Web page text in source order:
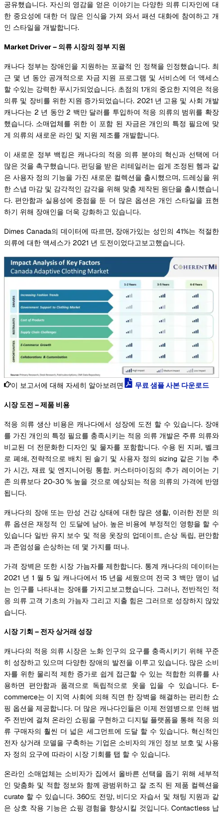
공유했습니다. 자신의 영감을 얻은 이야기는 다양한 의류 디자인에 대
한 중요성에 대한 더 많은 인식을 가져 와서 패션 대화에 참여하고 개
인 스타일을 개발합니다.
Market Driver – 의류 시장의 정부 지원
캐나다 정부는 장애인을 지원하는 포괄적 인 정책을 인정했습니다. 최
근 몇 년 동안 공개적으로 자금 지원 프로그램 및 서비스에 더 액세스
할 수있는 강력한 푸시가되었습니다. 초점의 1개의 중요한 지역은 적응
의류 및 장비를 위한 지원 증가되었습니다. 2021 년 고용 및 사회 개발
캐나다는 2 년 동안 2 백만 달러를 투입하여 적응 의류의 범위를 확장
했습니다. 소매업체를 위한 이 포함 된 자금은 개인의 특정 필요에 맞
게 의류의 새로운 라인 및 지원 제조를 개발합니다.
이 새로운 정부 백킹은 캐나다의 적응 의류 분야의 혁신과 선택에 더
많은 것을 촉구했습니다. 펀딩을 받은 리테일러는 쉽게 조정된 헴과 같
은 사용자 정의 기능을 가진 새로운 컬렉션을 출시했으며, 드레싱을 위
한 스냅 마감 및 감각적인 감각을 위해 맞춤 제작된 원단을 출시했습니
다. 편안함과 실용성에 중점을 둔 더 많은 옵션은 개인 스타일을 표현
하기 위해 장애인을 더욱 강화하고 있습니다.
Dimes Canada의 데이터에 따르면, 장애가있는 성인의 41%는 적절한
의류에 대한 액세스가 2021 년 도전이었다고보고했습니다.
이 보고서에 대해 자세히 알아보려면 무료 샘플 사본 다운로드
시장 도전 – 제품 비용
적응 의류 생산 비용은 캐나다에서 성장에 도전 할 수 있습니다. 장애
를 가진 개인의 특정 필요를 충족시키는 적응 의류 개발은 주류 의류와
비교된 더 전문화한 디자인 및 물자를 포함합니다. 수용 된 지퍼, 벨크
로 폐쇄, 전략적으로 배치 된 솔기 및 사용자 정의 sizing 같은 기능 추
가 시간, 재료 및 엔지니어링 통합. 커스터마이징의 추가 레이어는 기
존 의류보다 20-30 % 높을 것으로 예상되는 적응 의류의 가격에 반영
됩니다.
캐나다의 장애 또는 만성 건강 상태에 대한 많은 생활, 이러한 전문 의
류 옵션은 재정적 인 도달에 남아. 높은 비용에 부정적인 영향을 할 수
있습니다 일반 유지 보수 및 적응 옷장의 업데이트, 손상 독립, 편안함
과 존엄성을 손상하는 데 몇 가지를 떠나.
가격 장벽은 또한 시장 가늠자를 제한합니다. 통계 캐나다의 데이터는
2021 년 1 월 5 일 캐나다에서 15 년을 세웠으며 전국 3 백만 명이 넘
는 인구를 나타내는 장애를 가지고보고했습니다. 그러나, 전반적인 적
응 의류 고객 기초의 가늠자 그리고 지출 힘은 그러므로 성장하지 않았
습니다.
시장 기회 – 전자 상거래 성장
캐나다의 적응 의류 시장은 노화 인구의 요구를 충족시키기 위해 꾸준
히 성장하고 있으며 다양한 장애의 발전을 이루고 있습니다. 많은 소비
자를 위한 물리적 제한 증가로 쉽게 접근할 수 있는 적합한 의류를 사
용하면 편안함과 품격으로 독립적으로 옷을 입을 수 있습니다. E-
commerce는 이 지역 사회에 의해 직면 한 장벽을 해결하는 편리한 쇼
핑 옵션을 제공합니다. 더 많은 캐나다인들은 이제 전염병으로 인해 범
주 전반에 걸쳐 온라인 쇼핑을 구현하고 디지털 플랫폼을 통해 적응 의
류 구매자의 훨씬 더 넓은 세그먼트에 도달 할 수 있습니다. 혁신적인
전자 상거래 모델을 구축하는 기업은 소비자의 개인 정보 보호 및 사용
자 정의 요구에 따라이 시장 기회를 탭 할 수 있습니다.
온라인 소매업체는 소비자가 집에서 올바른 선택을 돕기 위해 세부적
인 맞춤화 및 적합 정보와 함께 광범위하고 잘 조직 된 제품 컬렉션을
curate 할 수 있습니다. 360도 전망, 비디오 자습서 및 채팅 지원과 같
은 상호 작용 기능은 쇼핑 경험을 향상시킬 것입니다. Contactless 납